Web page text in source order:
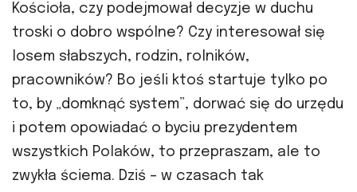
Kościoła, czy podejmował decyzje w duchu
troski o dobro wspólne? Czy interesował się
losem słabszych, rodzin, rolników,
pracowników? Bo jeśli ktoś startuje tylko po
to, by „domknąć system”, dorwać się do urzędu
i potem opowiadać o byciu prezydentem
wszystkich Polaków, to przepraszam, ale to
zwykła ściema. Dziś – w czasach tak